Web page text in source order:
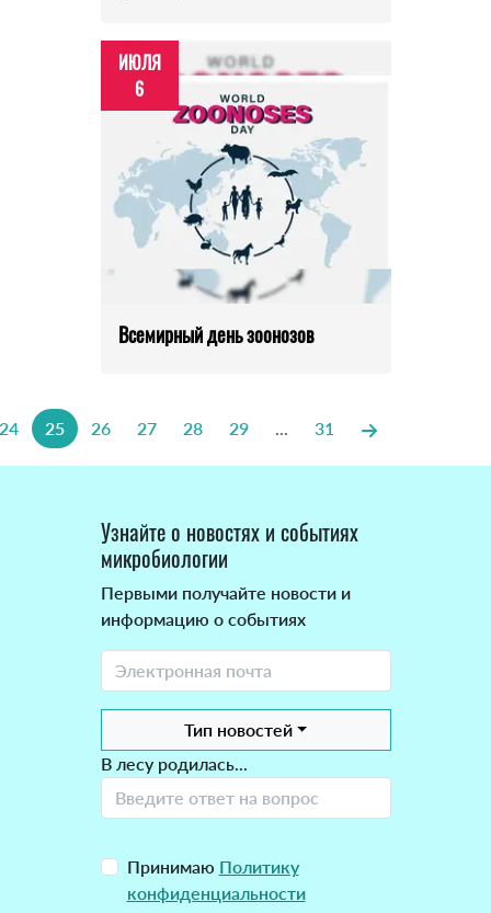
ИЮЛЯ
6
Всемирный день зоонозов
25 26 27 28 29 ... 31
Узнайте о новостях и событиях
микробиологии
Первыми получайте новости и
информацию о событиях
Тип новостей
В лесу родилась...
Принимаю Политику
конфиденциальности